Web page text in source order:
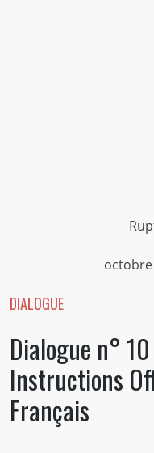
DIALOGUE
Dialogue n°
Instructions
Français